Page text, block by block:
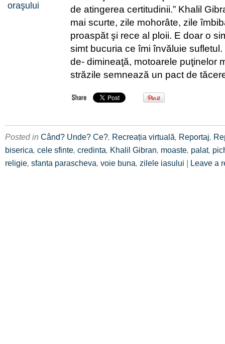
de atingerea certitudinii.” Khalil
mai scurte, zile mohorâte, zile
proaspăt şi rece al ploii. E doar o
simt bucuria ce îmi învăluie
de- dimineaţă, motoarele puţinelor
străzile semnează un pact de
Posted in Când? Unde? Ce?, Recreația virtuală, Reportaj,
biserica, cele sfinte, credinta, Khalil Gibran, moaste, palat,
religie, sfanta parascheva, voie buna, zilele iasului | Leave a